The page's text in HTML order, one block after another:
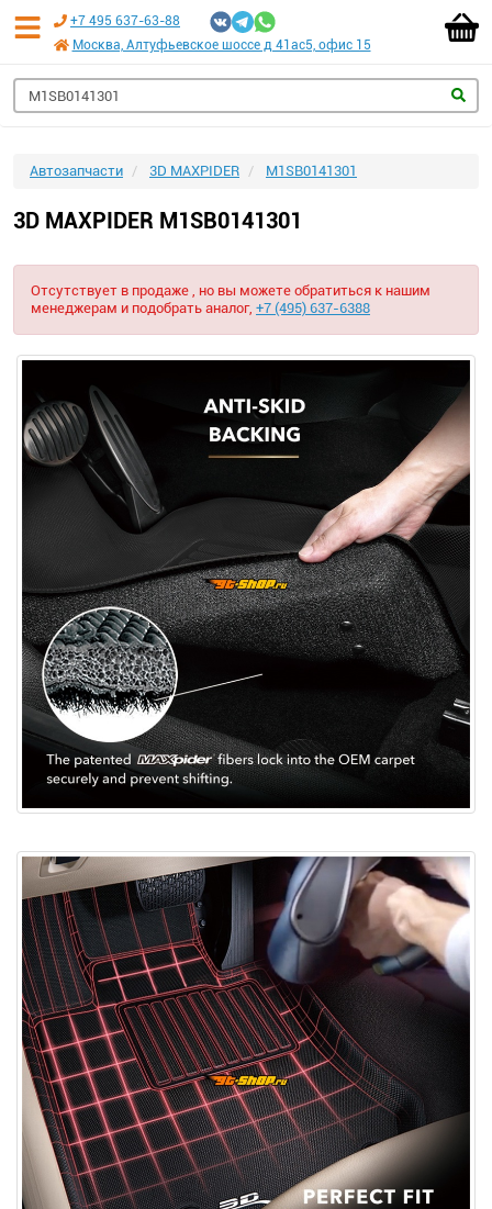
+7 495 637-63-88
Москва, Алтуфьевское шоссе д 41ас5, офис 15
Автозапчасти 3D MAXPIDER M1SB0141301
3D MAXPIDER M1SB0141301
Отсутствует в продаже , но вы можете обратиться к нашим
менеджерам и подобрать аналог, +7 (495) 637-6388